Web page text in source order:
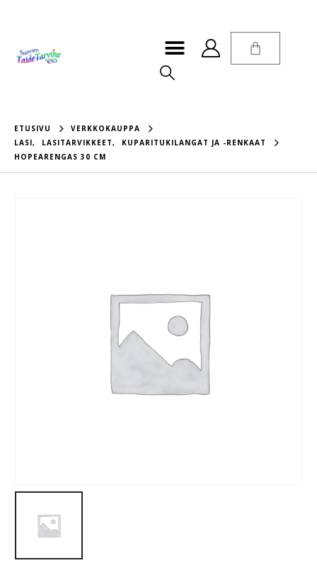
ETUSIVU
VERKKOKAUPPA
LASI, LASITARVIKKEET,
KUPARITUKILANGAT JA -RENKAAT
HOPEARENGAS 30 CM